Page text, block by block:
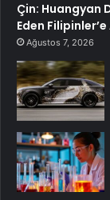
Çin: Huangyan
Eden
Ağustos 7, 2026